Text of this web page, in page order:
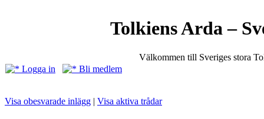
Tolkiens Arda –
Välkommen till Sveriges stora
Logga in
Bli medlem
Visa obesvarade inlägg | Visa aktiva trådar